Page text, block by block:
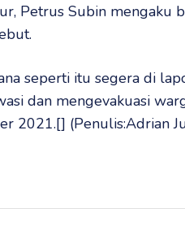
Petrus Subin
seperti itu segera di
dan mengevakuasi
2021.[] (Penulis:Adrian